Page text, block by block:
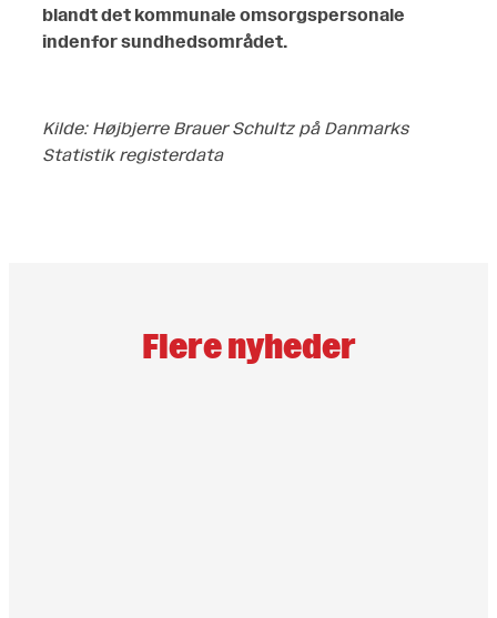
blandt det kommunale omsorgspersonale
indenfor sundhedsområdet.
Kilde: Højbjerre Brauer Schultz på Danmarks
Statistik registerdata
Flere nyheder